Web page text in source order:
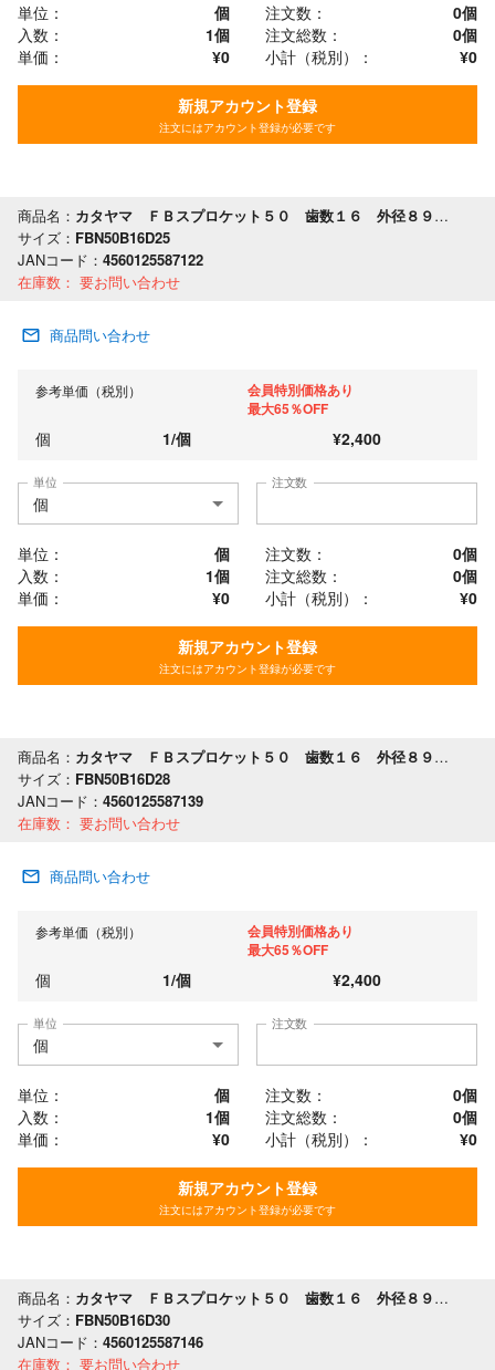
単位：
個
入数：
1個
単価：
¥0
注文数： 0個
注文総数：
0個
小計（税別）：
¥0
新規アカウント登録
注文にはアカウント登録が必要です
商品名： カタヤマ ＦＢスプロケット５０ 歯数１６ 外径８９ 軸穴径２５
サイズ： FBN50B16D25
JANコード： 4560125587122
在庫数： 要お問い合わせ
商品問い合わせ
参考単価（税別）
会員特別価格あり
最大65％OFF
個 1/個 ¥2,400
単位 注文数
単位：
個
入数：
1個
単価：
¥0
注文数： 0個
注文総数：
0個
小計（税別）：
¥0
新規アカウント登録
注文にはアカウント登録が必要です
商品名： カタヤマ ＦＢスプロケット５０ 歯数１６ 外径８９ 軸穴径２８
サイズ： FBN50B16D28
JANコード： 4560125587139
在庫数： 要お問い合わせ
商品問い合わせ
参考単価（税別）
会員特別価格あり
最大65％OFF
個 1/個 ¥2,400
単位 注文数
単位：
個
入数：
1個
単価：
¥0
注文数： 0個
注文総数：
0個
小計（税別）：
¥0
新規アカウント登録
注文にはアカウント登録が必要です
商品名： カタヤマ ＦＢスプロケット５０ 歯数１６ 外径８９ 軸穴径３０
サイズ： FBN50B16D30
JANコード： 4560125587146
在庫数： 要お問い合わせ